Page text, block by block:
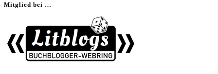
Mitglied bei …